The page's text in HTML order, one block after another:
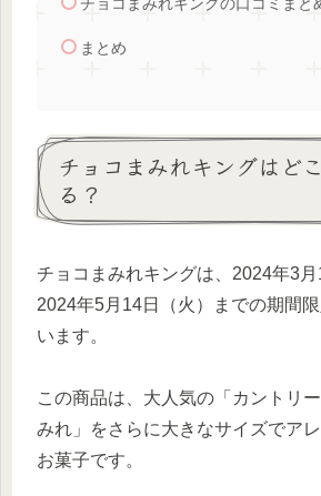
チョコまみれキングの口コミまと
まとめ
チョコまみれキングはど
る？
チョコまみれキングは、2024年3
2024年5月14日（火）までの期間
います。
この商品は、大人気の「カントリ
みれ」をさらに大きなサイズでア
お菓子です。